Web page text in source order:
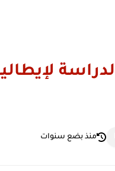
منذ بضع سنوات